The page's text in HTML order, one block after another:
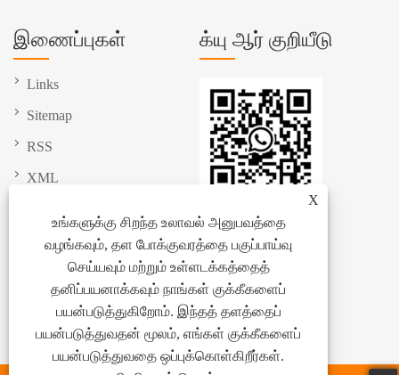
X
உங்களுக்கு சிறந்த உலாவல் அனுபவத்தை
வழங்கவும், தள போக்குவரத்தை பகுப்பாய்வு
செய்யவும் மற்றும் உள்ளடக்கத்தைத்
தனிப்பயனாக்கவும் நாங்கள் குக்கீகளைப்
பயன்படுத்துகிறோம். இந்தத் தளத்தைப்
பயன்படுத்துவதன் மூலம், எங்கள் குக்கீகளைப்
பயன்படுத்துவதை ஒப்புக்கொள்கிறீர்கள்.
இணைப்புகள்
Links
Sitemap
RSS
XML
க்யு ஆர் குறியீடு